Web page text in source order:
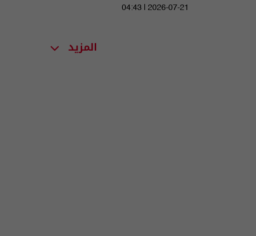
04:43 | 2026-07-21
المزيد